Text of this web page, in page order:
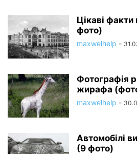
Цікаві
фото)
maxwelhelp -
Фотографія
жирафа
maxwelhelp -
Автомобілі
(9 фото)